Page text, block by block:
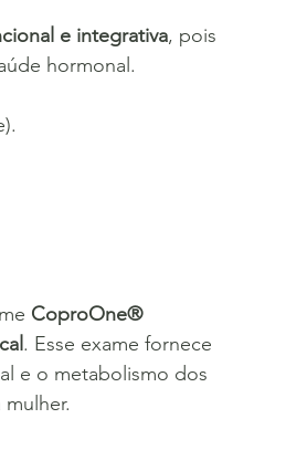
e integrativa, pois
hormonal.
CoproOne®
. Esse exame fornece
e o metabolismo dos